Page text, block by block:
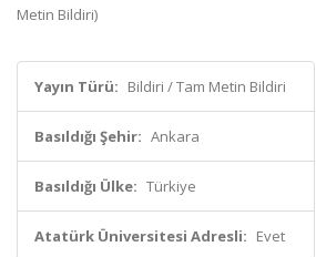
Metin Bildiri)
Yayın Türü: Bildiri / Tam Metin Bildiri
Basıldığı Şehir: Ankara
Basıldığı Ülke: Türkiye
Atatürk Üniversitesi Adresli: Evet